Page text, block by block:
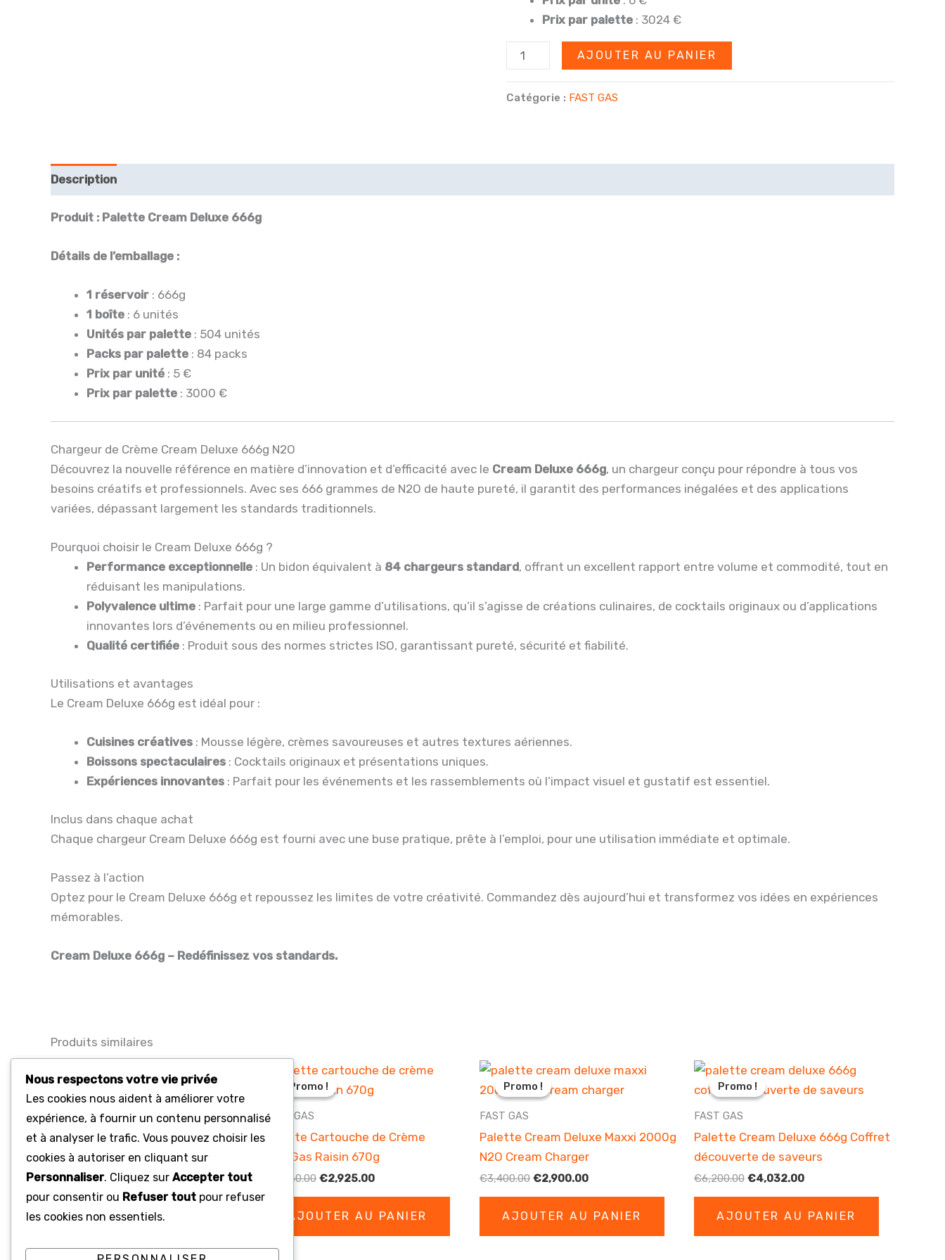
€4,000.00.
Prix par palette : 3024 €
quantité
de
Palette
N2O
AJOUTER AU PANIER
Catégorie : FAST GAS
Description
Produit : Palette Cream Deluxe 666g
Détails de l’emballage :
1 réservoir : 666g
1 boîte : 6 unités
Unités par palette : 504 unités
Packs par palette : 84 packs
Prix par unité : 5 €
Prix par palette : 3000 €
Chargeur de Crème Cream Deluxe 666g N2O
Découvrez la nouvelle référence en matière d’innovation et d’efficacité avec le Cream Deluxe 666g, un chargeur conçu pour répondre à tous vos
besoins créatifs et professionnels. Avec ses 666 grammes de N2O de haute pureté, il garantit des performances inégalées et des applications
variées, dépassant largement les standards traditionnels.
Pourquoi choisir le Cream Deluxe 666g ?
Performance exceptionnelle : Un bidon équivalent à 84 chargeurs standard, offrant un excellent rapport entre volume et commodité, tout en
réduisant les manipulations.
Polyvalence ultime : Parfait pour une large gamme d’utilisations, qu’il s’agisse de créations culinaires, de cocktails originaux ou d’applications
innovantes lors d’événements ou en milieu professionnel.
Qualité certifiée : Produit sous des normes strictes ISO, garantissant pureté, sécurité et fiabilité.
Utilisations et avantages
Le Cream Deluxe 666g est idéal pour :
Cuisines créatives : Mousse légère, crèmes savoureuses et autres textures aériennes.
Boissons spectaculaires : Cocktails originaux et présentations uniques.
Expériences innovantes : Parfait pour les événements et les rassemblements où l’impact visuel et gustatif est essentiel.
Inclus dans chaque achat
Chaque chargeur Cream Deluxe 666g est fourni avec une buse pratique, prête à l’emploi, pour une utilisation immédiate et optimale.
Passez à l’action
Optez pour le Cream Deluxe 666g et repoussez les limites de votre créativité. Commandez dès aujourd’hui et transformez vos idées en expériences
mémorables.
Cream Deluxe 666g – Redéfinissez vos standards.
Produits similaires
Promo !
Promo !
FAST GAS
Palette FastGas Cartouche de
Crème Original 2000g
€5,460.00Le
prix
initial
était :
€3,564.00Le
prix
actuel
est :
AJOUTER AU PANIER
Promo !
Promo !
FAST GAS
Palette Cartouche de Crème
FastGas Raisin 670g
3,860.00 Le
était :
€2,925.00Le
est :
AJOUTER AU PANIER
Promo !
Promo !
FAST GAS
Palette Cream Deluxe Maxxi 2000g
N2O Cream Charger
€3,400.00 Le
était :
€2,900.00Le
est :
AJOUTER AU PANIER
Promo !
Promo !
FAST GAS
Palette Cream Deluxe 666g Coffret
découverte de saveurs
€6,200.00 Le
était :
€4,032.00Le
est :
AJOUTER AU PANIER
Nous respectons votre vie privée
Les cookies nous aident à améliorer votre
expérience, à fournir un contenu personnalisé
et à analyser le trafic. Vous pouvez choisir les
cookies à autoriser en cliquant sur
Personnaliser. Cliquez sur Accepter tout
pour consentir ou Refuser tout pour refuser
les cookies non essentiels.